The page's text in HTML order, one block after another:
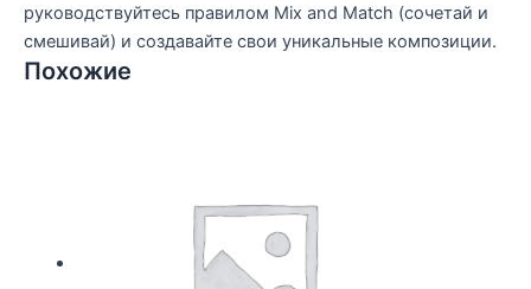
руководствуйтесь правилом Mix and Match (сочетай и
смешивай) и создавайте свои уникальные композиции.
Похожие